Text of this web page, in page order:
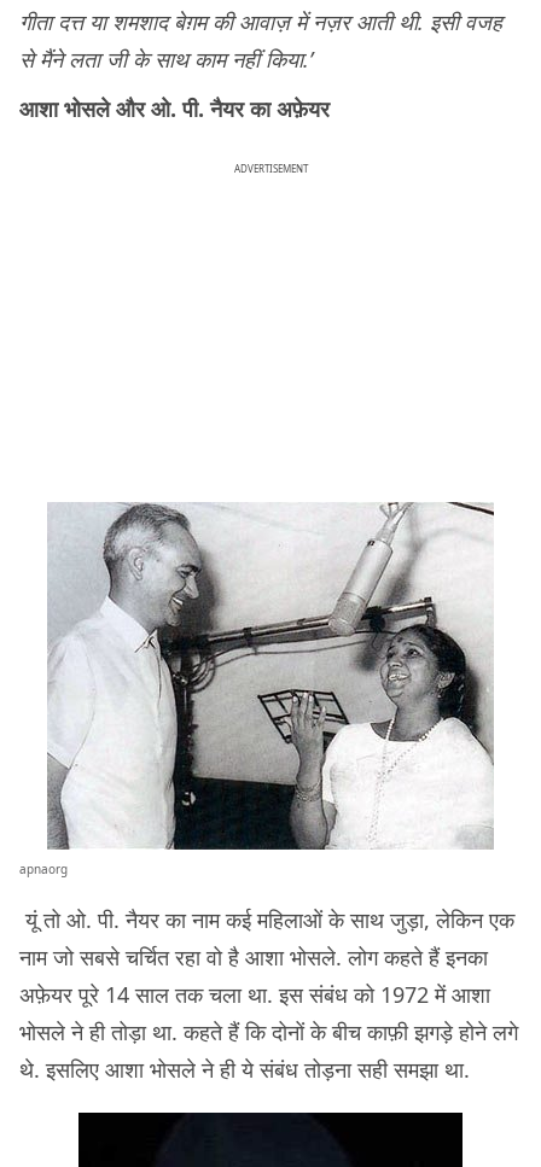
गीता दत्त या शमशाद बेग़म की आवाज़ में नज़र आती थी. इसी वजह
से मैंने लता जी के साथ काम नहीं किया.’
आशा भोसले और ओ. पी. नैयर का अफ़ेयर
ADVERTISEMENT
apnaorg
यूं तो ओ. पी. नैयर का नाम कई महिलाओं के साथ जुड़ा, लेकिन एक
नाम जो सबसे चर्चित रहा वो है आशा भोसले. लोग कहते हैं इनका
अफ़ेयर पूरे 14 साल तक चला था. इस संबंध को 1972 में आशा
भोसले ने ही तोड़ा था. कहते हैं कि दोनों के बीच काफ़ी झगड़े होने लगे
थे. इसलिए आशा भोसले ने ही ये संबंध तोड़ना सही समझा था.